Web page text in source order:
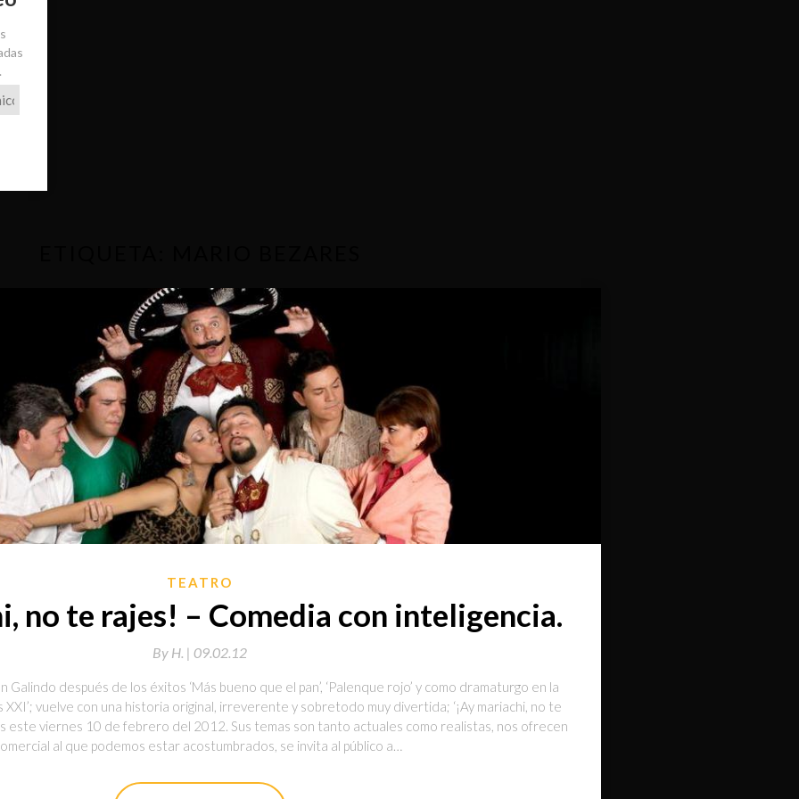
TEATRO
no te rajes! – Comedia con inteligencia.
By H. | 09.02.12
después de los éxitos ‘Más bueno que el pan’, ‘Palenque rojo’ y como dramaturgo en la
XXI’; vuelve con una historia original, irreverente y sobretodo muy divertida; ‘¡Ay mariachi, no te
este viernes 10 de febrero del 2012. Sus temas son tanto actuales como realistas, nos ofrecen
al que podemos estar acostumbrados, se invita al público a…